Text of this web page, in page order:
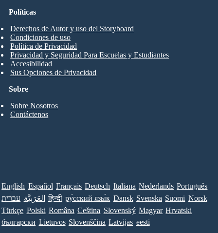
Sobre
Sobre Nosotros
Contáctenos
Políticas
Derechos de Autor y uso del Storyboard
Condiciones de uso
Política de Privacidad
Privacidad y Seguridad Para Escuelas y Estudiantes
Accesibilidad
Sus Opciones de Privacidad
English Español Français Deutsch Italiana Nederlands Português
עברית العَرَبِيَّة हिन्दी ру́сский язы́к Dansk Svenska Suomi Norsk
Türkçe Polski Româna Ceština Slovenský Magyar Hrvatski
български Lietuvos Slovenščina Latvijas eesti